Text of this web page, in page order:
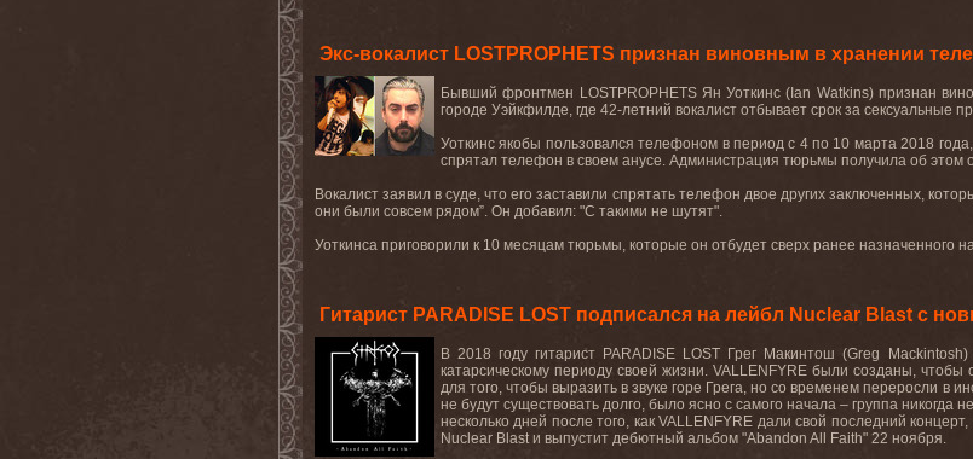
Экс-вокалист LOSTPROPHETS признан виновным в хранении
Бывший фронтмен LOSTPROPHETS Ян Уоткинс ( Ian Watkins) признан
городе Уэйкфилде, где 42-летний вокалист отбывает срок за сексуальные
Уоткинс якобы пользовался телефоном в период с 4 по 10 марта 2018
спрятал телефон в своем анусе. Администрация тюрьмы получила об
Вокалист заявил в суде, что его заставили спрятать телефон двое других заключенных,
они были совсем рядом”. Он добавил: "С такими не шутят".
Уоткинса приговорили к 10 месяцам тюрьмы, которые он отбудет сверх ранее назначенного
Гитарист PARADISE LOST подписался на лейбл Nuclear Blast с
В 2018 году гитарист PARADISE LOST Грег Макинтош (Greg Mackintosh)
катарсическому периоду своей жизни.VALLENFYRE были созданы, чтобы
для того, чтобы выразить в звуке горе Грега, но со временем переросли в
не будут существовать долго, было ясно с самого начала – группа
несколько дней после того, какVALLENFYRE дали свой последний
Nuclear Blast и выпустит дебютный альбом "Abandon All Faith" 22 ноября.